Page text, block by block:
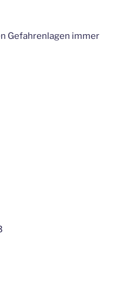
Gefahrenlagen immer